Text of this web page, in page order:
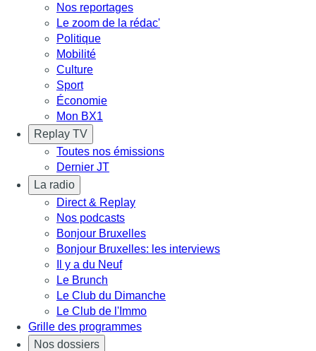
Nos reportages
Le zoom de la rédac'
Politique
Mobilité
Culture
Sport
Économie
Mon BX1
Replay TV
Toutes nos émissions
Dernier JT
La radio
Direct & Replay
Nos podcasts
Bonjour Bruxelles
Bonjour Bruxelles: les interviews
Il y a du Neuf
Le Brunch
Le Club du Dimanche
Le Club de l'Immo
Grille des programmes
Nos dossiers